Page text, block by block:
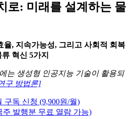
로: 미래를 설계하는 물
율, 지속가능성, 그리고 사회적 회복
혁신 5가지
는 생성형 인공지능 기술이 활용되
구 방법론]
구독 신청 (9,900원/월)
주 발행분 무료 열람 가능)